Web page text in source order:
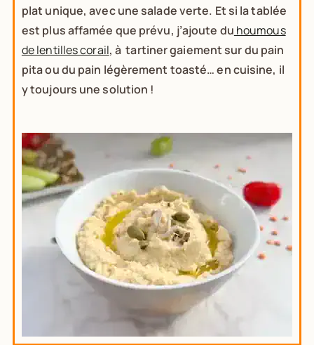
plat unique, avec une salade verte. Et si la tablée
est plus affamée que prévu, j’ajoute du houmous
de lentilles corail, à tartiner gaiement sur du pain
pita ou du pain légèrement toasté… en cuisine, il
y toujours une solution !